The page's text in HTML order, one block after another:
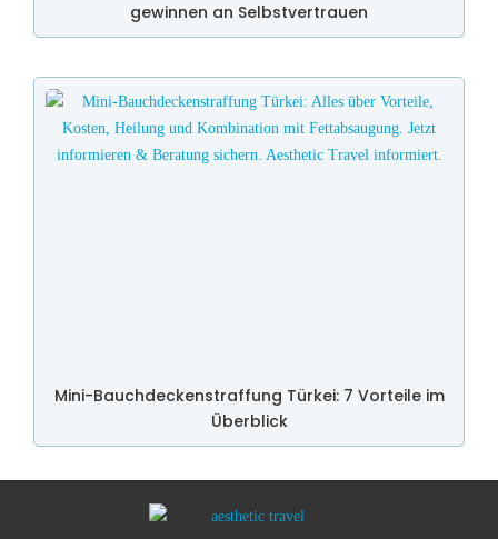
gewinnen an Selbstvertrauen
Mini-Bauchdeckenstraffung Türkei: 7 Vorteile im
Überblick